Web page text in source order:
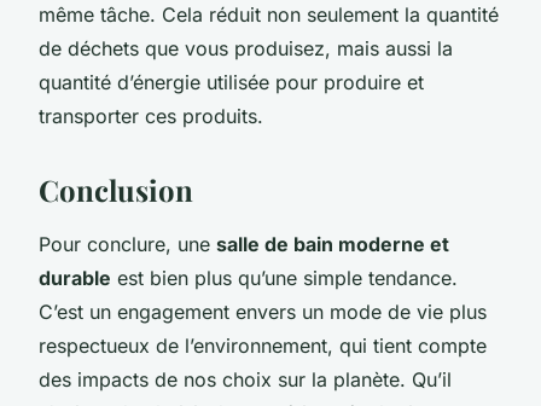
même tâche. Cela réduit non seulement la quantité
de déchets que vous produisez, mais aussi la
quantité d’énergie utilisée pour produire et
transporter ces produits.
Conclusion
Pour conclure, une salle de bain moderne et
durable est bien plus qu’une simple tendance.
C’est un engagement envers un mode de vie plus
respectueux de l’environnement, qui tient compte
des impacts de nos choix sur la planète. Qu’il